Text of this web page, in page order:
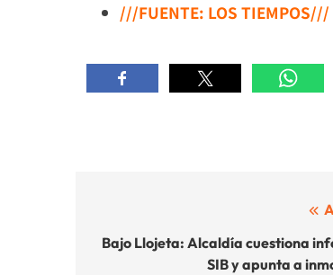
///FUENTE: LOS TIEMPOS///
de
Bajo Llojeta: Alcaldía cuestiona
SIB y apunta a